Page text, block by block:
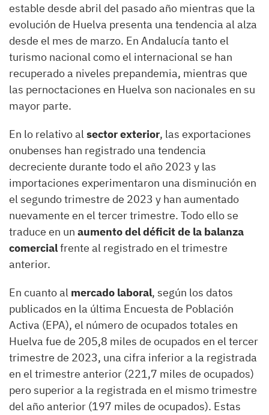
estable desde abril del pasado año mientras que la
evolución de Huelva presenta una tendencia al alza
desde el mes de marzo. En Andalucía tanto el
turismo nacional como el internacional se han
recuperado a niveles prepandemia, mientras que
las pernoctaciones en Huelva son nacionales en su
mayor parte.
En lo relativo alsector exterior, las exportaciones
onubenses han registrado una tendencia
decreciente durante todo el año 2023 y las
importaciones experimentaron una disminución en
el segundo trimestre de 2023 y han aumentado
nuevamente en el tercer trimestre. Todo ello se
traduce en un aumento del déficit de la balanza
comercialfrente al registrado en el trimestre
anterior.
En cuanto al mercado laboral, según los datos
publicados en la última Encuesta de Población
Activa (EPA), el número de ocupados totales en
Huelva fue de 205,8 miles de ocupados en el tercer
trimestre de 2023, una cifra inferior a la registrada
en el trimestre anterior (221,7 miles de ocupados)
pero superior a la registrada en el mismo trimestre
del año anterior (197 miles de ocupados). Estas